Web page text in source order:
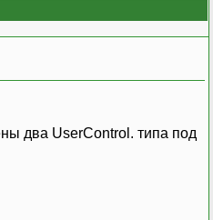
два UserControl. типа под